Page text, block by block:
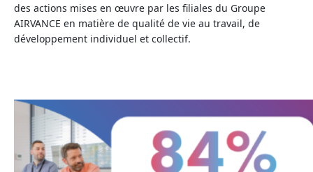
des actions mises en œuvre par les filiales du Groupe
AIRVANCE en matière de qualité de vie au travail, de
développement individuel et collectif.